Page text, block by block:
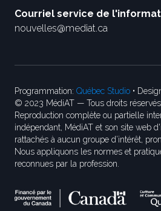
Courriel service de
nouvelles@mediat.ca
Programmation: Québec Studio •
© 2023 MédiAT — Tous droits réservés
Reproduction complète ou partielle
indépendant, MédiAT et son site web
rattachés à aucun groupe d’intérêt,
Nous appliquons les normes et
reconnues par la profession.